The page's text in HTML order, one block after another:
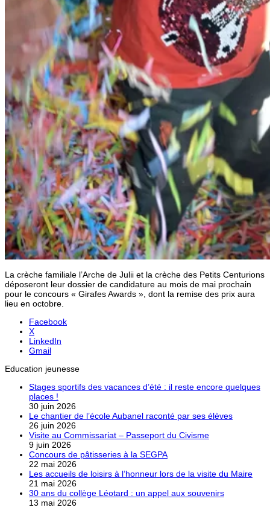
La crèche familiale l’Arche de Julii et la crèche des Petits Centurions
déposeront leur dossier de candidature au mois de mai prochain
pour le concours « Girafes Awards », dont la remise des prix aura
lieu en octobre.
Facebook
X
LinkedIn
Gmail
Education jeunesse
Stages sportifs des vacances d’été : il reste encore quelques
places !
30 juin 2026
Le chantier de l’école Aubanel raconté par ses élèves
26 juin 2026
Visite au Commissariat – Passeport du Civisme
9 juin 2026
Concours de pâtisseries à la SEGPA
22 mai 2026
Les accueils de loisirs à l’honneur lors de la visite du Maire
21 mai 2026
30 ans du collège Léotard : un appel aux souvenirs
13 mai 2026